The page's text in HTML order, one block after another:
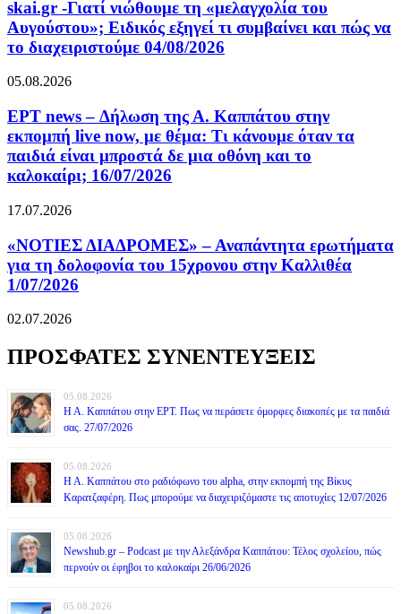
skai.gr -Γιατί νιώθουμε τη «μελαγχολία του
Αυγούστου»; Ειδικός εξηγεί τι συμβαίνει και πώς να
το διαχειριστούμε 04/08/2026
05.08.2026
ΕΡΤ news – Δήλωση της Α. Καππάτου στην
εκπομπή live now, με θέμα: Τι κάνουμε όταν τα
παιδιά είναι μπροστά δε μια οθόνη και το
καλοκαίρι; 16/07/2026
17.07.2026
«ΝΟΤΙΕΣ ΔΙΑΔΡΟΜΕΣ» – Αναπάντητα ερωτήματα
για τη δολοφονία του 15χρονου στην Καλλιθέα
1/07/2026
02.07.2026
ΠΡΟΣΦΑΤΕΣ ΣΥΝΕΝΤΕΥΞΕΙΣ
05.08.2026
Η Α. Καππάτου στην ΕΡΤ. Πως να περάσετε όμορφες διακοπές με τα παιδιά
σας. 27/07/2026
05.08.2026
Η Α. Καππάτου στο ραδιόφωνο του alpha, στην εκπομπή της Βίκυς
Καρατζαφέρη. Πως μπορούμε να διαχειριζόμαστε τις αποτυχίες 12/07/2026
05.08.2026
Newshub.gr – Podcast με την Αλεξάνδρα Καππάτου: Τέλος σχολείου, πώς
περνούν οι έφηβοι το καλοκαίρι 26/06/2026
05.08.2026